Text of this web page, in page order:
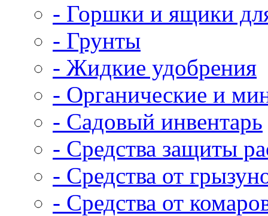
- Горшки и ящики
- Грунты
- Жидкие удобрения
- Органические и
- Садовый инвентарь
- Средства защиты
- Средства от
- Средства от